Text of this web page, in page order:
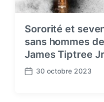
Sororité et
sans hommes
James Tiptree Jr
P
30 octobre 2023